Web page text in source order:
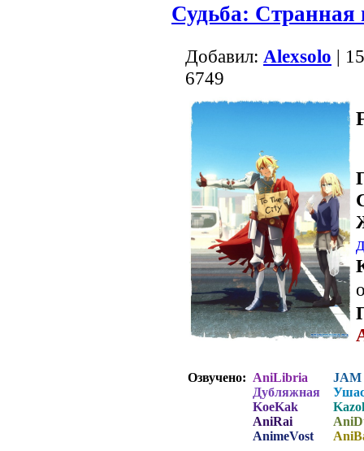
Судьба: Странная
Добавил: Alexsolo |
6749
Озвучено: AniLibria
Дубляжная
KoeKak
AniRai
AnimeVost
JAM